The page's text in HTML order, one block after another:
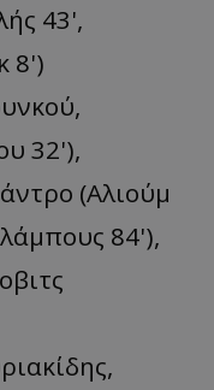
43',
8')
32'),
(Αλιούμ
84'),